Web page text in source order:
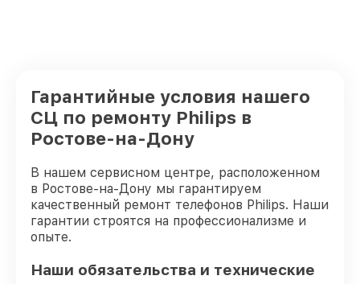
Гарантийные условия нашего
СЦ по ремонту Philips в
Ростове-на-Дону
В нашем сервисном центре, расположенном
в Ростове-на-Дону мы гарантируем
качественный ремонт телефонов Philips. Наши
гарантии строятся на профессионализме и
опыте.
Наши обязательства и технические